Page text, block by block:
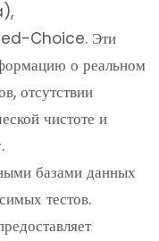
Choice. Эти
о реальном
отсутствии
чистоте и
базами данных
тестов.